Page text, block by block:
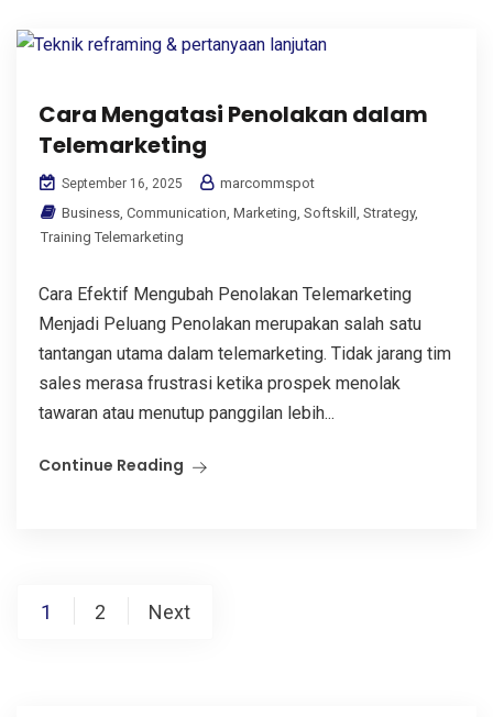
Cara Mengatasi Penolakan dalam
Telemarketing
September 16, 2025
marcommspot
Business, Communication, Marketing, Softskill , Strategy,
Training Telemarketing
Cara Efektif Mengubah Penolakan Telemarketing
Menjadi Peluang Penolakan merupakan salah satu
tantangan utama dalam telemarketing. Tidak jarang tim
sales merasa frustrasi ketika prospek menolak
tawaran atau menutup panggilan lebih...
Continue Reading
Posts
1 2 Next